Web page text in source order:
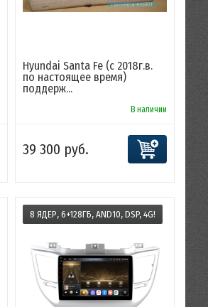
Hyundai Santa Fe (с 2018г.в.
по настоящее время)
поддерж...
В наличии
39 300 руб.
8 ЯДЕР, 6+128ГБ, AND10, DSP, 4G!